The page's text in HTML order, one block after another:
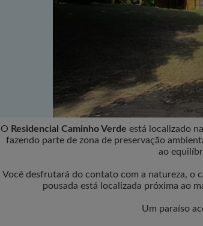
O Residencial Caminho Verde está localizado
fazendo parte de zona de preservação
ao
Você desfrutará do contato com a natureza, o
pousada está localizada próxima ao
Um paraíso